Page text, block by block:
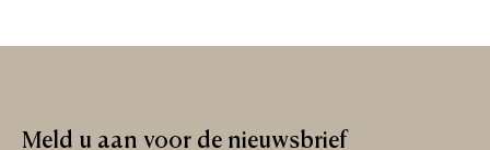
Meld u aan voor de nieuwsbrief